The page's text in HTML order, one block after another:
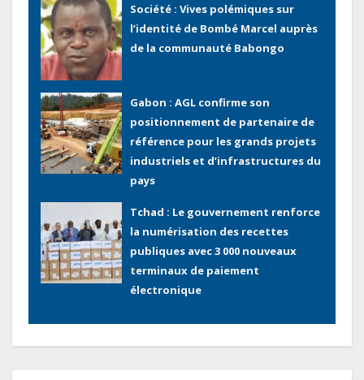
Société : Vives polémiques sur
l’identité de Bombé Marcel auprès
de la communauté Babongo
Gabon : AGL confirme son
positionnement de partenaire de
référence pour les grands projets
industriels et d’infrastructures du
pays
Tchad : Le gouvernement renforce
la numérisation des recettes
publiques avec 3 000 nouveaux
terminaux de paiement
électronique
Congo : L’encours total de la dette